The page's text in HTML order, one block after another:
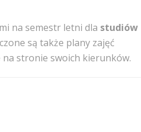
na semestr letni dla studiów
są także plany zajęć
stronie swoich kierunków.